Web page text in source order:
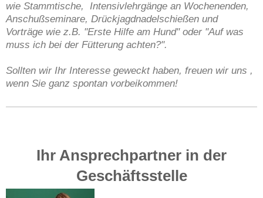
wie Stammtische, Intensivlehrgänge an Wochenenden,
Anschußseminare, Drückjagdnadelschießen und
Vorträge wie z.B. "Erste Hilfe am Hund" oder "Auf was
muss ich bei der Fütterung achten?".
Sollten wir Ihr Interesse geweckt haben, freuen wir uns ,
wenn Sie ganz spontan vorbeikommen!
Ihr Ansprechpartner in der
Geschäftsstelle